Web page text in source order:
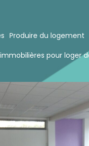
Produire du logement
pour loger